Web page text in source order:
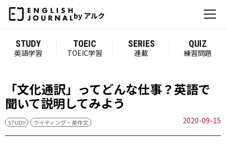
by アルク
STUDY
英語学習
TOEIC
TOEIC学習
SERIES
連載
QUIZ
練習問題
「文化通訳」ってどんな仕事？英語で
聞いて説明してみよう
STUDY ライティング・英作文 2020-09-15